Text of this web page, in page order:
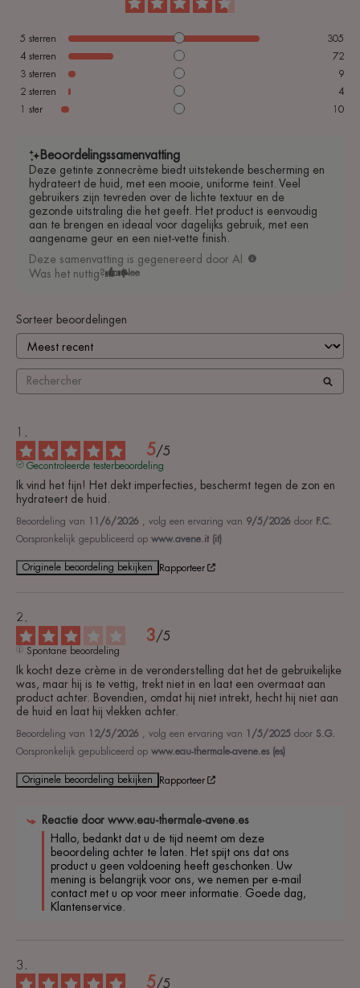
5 sterren
305
4 sterren
72
3 sterren
9
2 sterren
4
1 ster 10
Beoordelingssamenvatting
Deze getinte zonnecrème biedt uitstekende bescherming en
hydrateert de huid, met een mooie, uniforme teint. Veel
gebruikers zijn tevreden over de lichte textuur en de
gezonde uitstraling die het geeft. Het product is eenvoudig
aan te brengen en ideaal voor dagelijks gebruik, met een
aangename geur en een niet-vette finish.
Deze samenvatting is gegenereerd door AI
Was het nuttig? Ja Nee
Sorteer beoordelingen
5/5
Gecontroleerde testerbeoordeling
Ik vind het fijn! Het dekt imperfecties, beschermt tegen de zon en
hydrateert de huid.
Beoordeling van 11/6/2026 , volg een ervaring van 9/5/2026 door F.C.
Oorspronkelijk gepubliceerd op www.avene.it (it)
Originele beoordeling bekijken Rapporteer
3/5
Spontane beoordeling
Ik kocht deze crème in de veronderstelling dat het de gebruikelijke
was, maar hij is te vettig, trekt niet in en laat een overmaat aan
product achter. Bovendien, omdat hij niet intrekt, hecht hij niet aan
de huid en laat hij vlekken achter.
Beoordeling van 12/5/2026 , volg een ervaring van 1/5/2025 door S.G.
Oorspronkelijk gepubliceerd op www.eau-thermale-avene.es (es)
Originele beoordeling bekijken Rapporteer
Reactie door www.eau-thermale-avene.es
Hallo, bedankt dat u de tijd neemt om deze
beoordeling achter te laten. Het spijt ons dat ons
product u geen voldoening heeft geschonken. Uw
mening is belangrijk voor ons, we nemen per e-mail
contact met u op voor meer informatie. Goede dag,
Klantenservice.
5/5